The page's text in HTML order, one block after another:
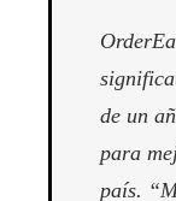
de un
para
país.